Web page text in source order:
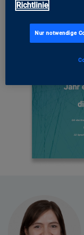
Richtlinie
Nur notwendige